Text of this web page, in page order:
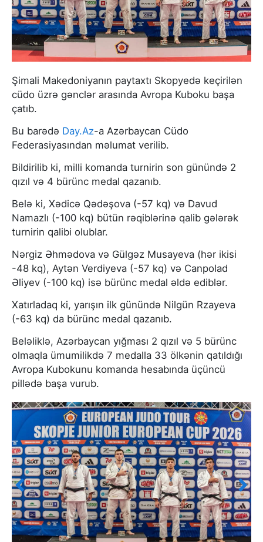
Şimali Makedoniyanın paytaxtı Skopyedə keçirilən
cüdo üzrə gənclər arasında Avropa Kuboku başa
çatıb.
Bu barədə Day.Az-a Azərbaycan Cüdo
Federasiyasından məlumat verilib.
Bildirilib ki, milli komanda turnirin son günündə 2
qızıl və 4 bürünc medal qazanıb.
Belə ki, Xədicə Qədəşova (-57 kq) və Davud
Namazlı (-100 kq) bütün rəqiblərinə qalib gələrək
turnirin qalibi olublar.
Nərgiz Əhmədova və Gülgəz Musayeva (hər ikisi
-48 kq), Aytən Verdiyeva (-57 kq) və Canpolad
Əliyev (-100 kq) isə bürünc medal əldə ediblər.
Xatırladaq ki, yarışın ilk günündə Nilgün Rzayeva
(-63 kq) da bürünc medal qazanıb.
Beləliklə, Azərbaycan yığması 2 qızıl və 5 bürünc
olmaqla ümumilikdə 7 medalla 33 ölkənin qatıldığı
Avropa Kubokunu komanda hesabında üçüncü
pillədə başa vurub.